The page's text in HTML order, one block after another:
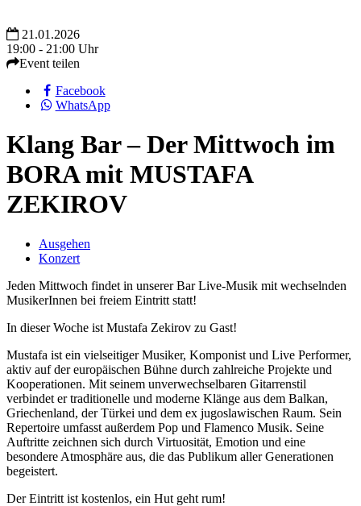
21.01.2026
19:00 - 21:00 Uhr
Event teilen
Facebook
WhatsApp
Klang Bar – Der Mittwoch im
BORA mit MUSTAFA
ZEKIROV
Ausgehen
Konzert
Jeden Mittwoch findet in unserer Bar Live-Musik mit wechselnden
MusikerInnen bei freiem Eintritt statt!
In dieser Woche ist Mustafa Zekirov zu Gast!
Mustafa ist ein vielseitiger Musiker, Komponist und Live Performer,
aktiv auf der europäischen Bühne durch zahlreiche Projekte und
Kooperationen. Mit seinem unverwechselbaren Gitarrenstil
verbindet er traditionelle und moderne Klänge aus dem Balkan,
Griechenland, der Türkei und dem ex jugoslawischen Raum. Sein
Repertoire umfasst außerdem Pop und Flamenco Musik. Seine
Auftritte zeichnen sich durch Virtuosität, Emotion und eine
besondere Atmosphäre aus, die das Publikum aller Generationen
begeistert.
Der Eintritt ist kostenlos, ein Hut geht rum!